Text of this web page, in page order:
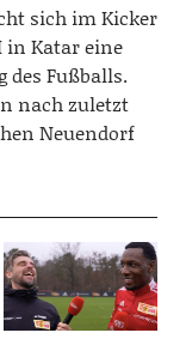
sich im Kicker
in Katar eine
des Fußballs.
nach zuletzt
Neuendorf